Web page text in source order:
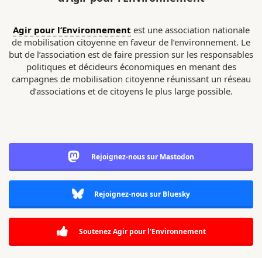
Agir pour l’Environnement est une association nationale
de mobilisation citoyenne en faveur de l’environnement. Le
but de l’association est de faire pression sur les responsables
politiques et décideurs économiques en menant des
campagnes de mobilisation citoyenne réunissant un réseau
d’associations et de citoyens le plus large possible.
Rejoignez-nous sur Mastodon
Rejoignez-nous sur Bluesky
Soutenez Agir pour l'Environnement